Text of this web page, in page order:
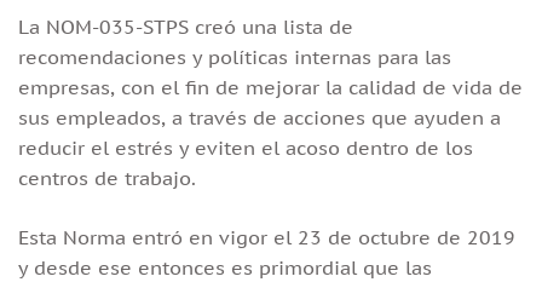
La NOM-035-STPS creó una lista de
recomendaciones y políticas internas para las
empresas, con el fin de mejorar la calidad de vida de
sus empleados, a través de acciones que ayuden a
reducir el estrés y eviten el acoso dentro de los
centros de trabajo.
Esta Norma entró en vigor el 23 de octubre de 2019
y desde ese entonces es primordial que las